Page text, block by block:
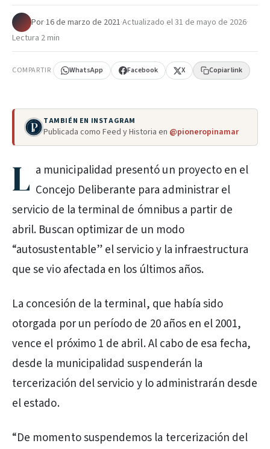
Por·16 de marzo de 2021·Actualizado el31 de mayo de 2026·
Lectura 2 min
COMPARTIR WhatsApp Facebook X Copiar link
TAMBIÉN EN INSTAGRAM
Publicada como Feed y Historia en @pioneropinamar
L a municipalidad presentó un proyecto en el
Concejo Deliberante para administrar el
servicio de la terminal de ómnibus a partir de
abril. Buscan optimizar de un modo
“autosustentable” el servicio y la infraestructura
que se vio afectada en los últimos años.
La concesión de la terminal, que había sido
otorgada por un período de 20 años en el 2001,
vence el próximo 1 de abril. Al cabo de esa fecha,
desde la municipalidad suspenderán la
tercerización del servicio y lo administrarán desde
el estado.
“De momento suspendemos la tercerización del